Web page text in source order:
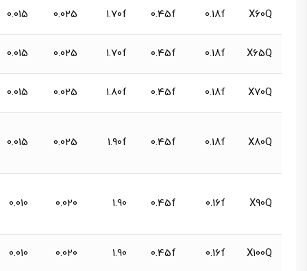
X60Q
0.18f
0.45f
1.70f
0.025
0.015
X65Q
0.18f
0.45f
1.70f
0.025
0.015
X70Q
0.18f
0.45f
1.80f
0.025
0.015
X80Q
0.18f
0.45f
1.90f
0.025
0.015
X90Q
0.16f
0.45f
1.90
0.020
0.010
X100Q
0.16f
0.45f
1.90
0.020
0.010